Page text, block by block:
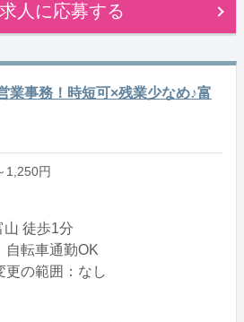
人に応募する
事務！時短可×残業少なめ♪富
1,250円
徒歩1分
自転車通勤OK
更の範囲：なし